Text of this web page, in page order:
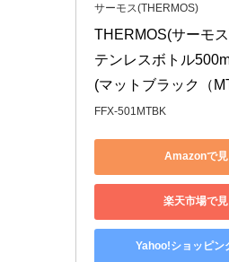
サーモス(THERMOS)
THERMOS(サーモ
テンレスボトル
(マットブラック（
FFX-501MTBK
Amazonで見
楽天市場で
Yahoo!ショッピン